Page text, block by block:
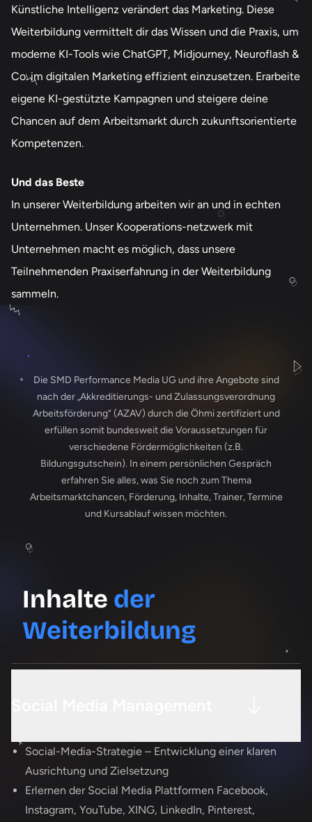
Künstliche Intelligenz verändert das Marketing. Diese
Weiterbildung vermittelt dir das Wissen und die Praxis, um
moderne KI-Tools wie ChatGPT, Midjourney, Neuroflash &
Co. im digitalen Marketing effizient einzusetzen. Erarbeite
eigene KI-gestützte Kampagnen und steigere deine
Chancen auf dem Arbeitsmarkt durch zukunftsorientierte
Kompetenzen.
Und das Beste
In unserer Weiterbildung arbeiten wir an und in echten
Unternehmen. Unser Kooperations-netzwerk mit
Unternehmen macht es möglich, dass unsere
Teilnehmenden Praxiserfahrung in der Weiterbildung
sammeln.
Die SMD Performance Media UG und ihre Angebote sind
nach der „Akkreditierungs- und Zulassungsverordnung
Arbeitsförderung“ (AZAV) durch die Öhmi zertifiziert und
erfüllen somit bundesweit die Voraussetzungen für
verschiedene Fördermöglichkeiten (z.B.
Bildungsgutschein). In einem persönlichen Gespräch
erfahren Sie alles, was Sie noch zum Thema
Arbeitsmarktchancen, Förderung, Inhalte, Trainer, Termine
und Kursablauf wissen möchten.
Inhalte der
Weiterbildung
Social-Media-Strategie – Entwicklung einer klaren
Ausrichtung und Zielsetzung
Erlernen der Social Media Plattformen Facebook,
Instagram, YouTube, XING, LinkedIn, Pinterest,